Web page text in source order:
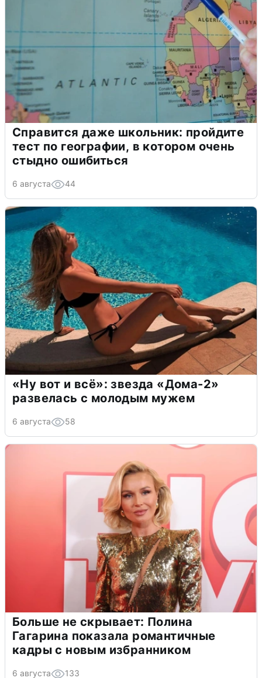
Справится даже школьник: пройдите
тест по географии, в котором очень
стыдно ошибиться
6 августа 44
«Ну вот и всё»: звезда «Дома-2»
развелась с молодым мужем
6 августа 58
Больше не скрывает: Полина
Гагарина показала романтичные
кадры с новым избранником
6 августа 133